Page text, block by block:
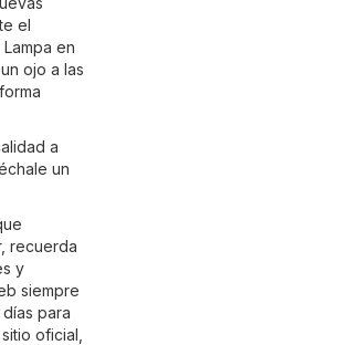
el
en
ojo a las
a
un
recuerda
y
siempre
para
oficial,